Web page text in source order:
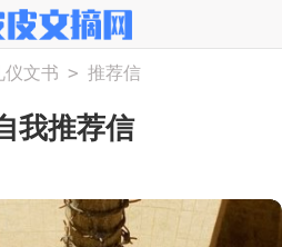
仪文书 > 推荐信
我推荐信